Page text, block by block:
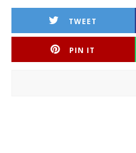
TWEET
PIN IT